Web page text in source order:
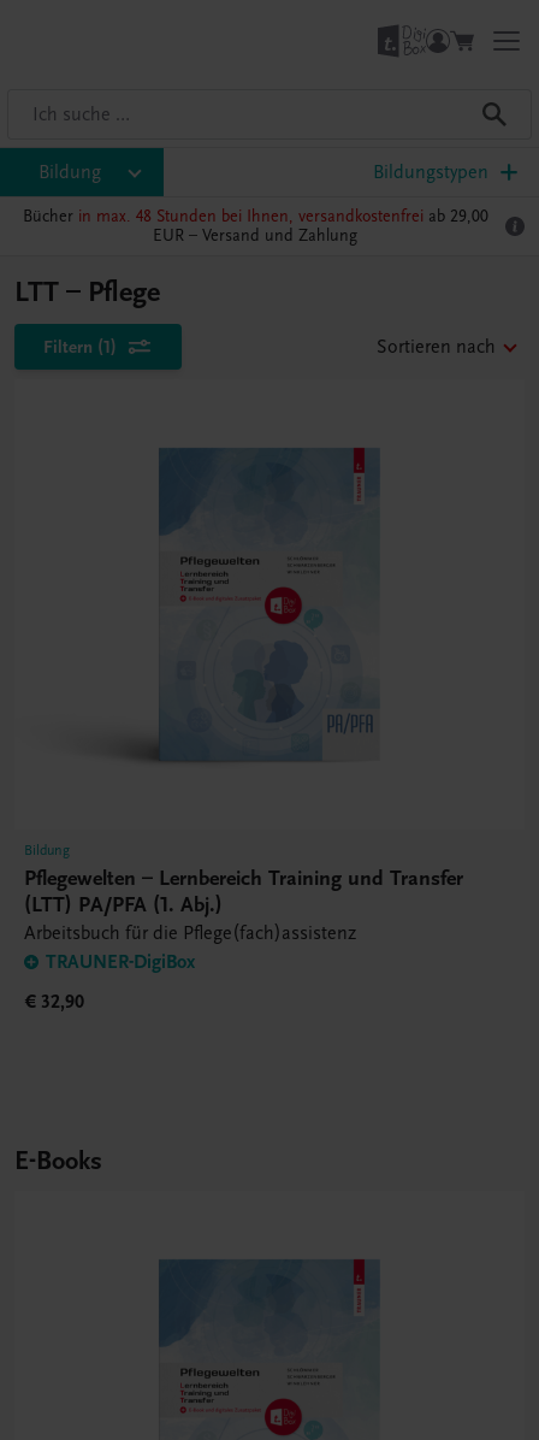
Bildung Bildungstypen
Bücher in max. 48 Stunden bei Ihnen, versandkostenfrei ab 29,00
EUR – Versand und Zahlung
LTT – Pflege
Filtern (1) Sortieren nach
Bildung
Pflegewelten – Lernbereich Training und Transfer
(LTT) PA/PFA (1. Abj.)
Arbeitsbuch für die Pflege(fach)assistenz
TRAUNER-DigiBox
€ 32,90
E-Books